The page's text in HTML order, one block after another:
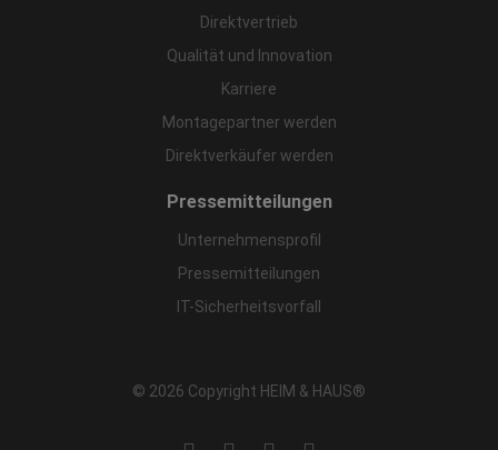
Direktvertrieb
Qualität und Innovation
Karriere
Montagepartner werden
Direktverkäufer werden
Pressemitteilungen
Unternehmensprofil
Pressemitteilungen
IT-Sicherheitsvorfall
© 2026 Copyright HEIM & HAUS®